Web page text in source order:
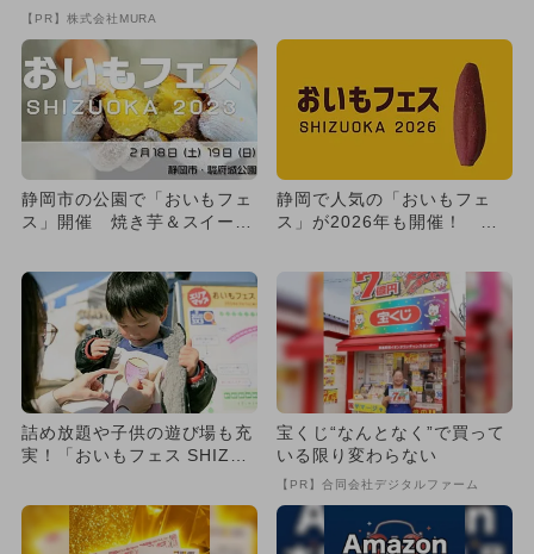
致』する方法
【PR】株式会社MURA
静岡市の公園で「おいもフェ
ス」開催 焼き芋＆スイーツ
静岡で人気の「おいもフェ
ス」が2026年も開催！ グ
詰め放題や子供の遊び場も充
実！「おいもフェス SHIZU
宝くじ“なんとなく”で買って
いる限り変わらない
【PR】合同会社デジタルファーム